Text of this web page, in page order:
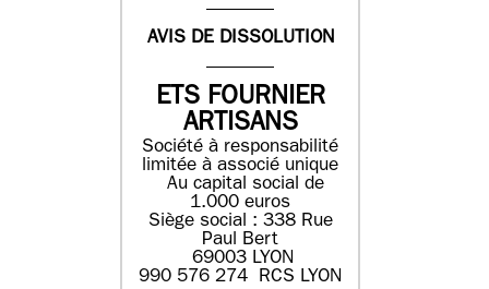
AVIS DE DISSOLUTION
ETS FOURNIER
ARTISANS
Société à responsabilité
limitée à associé unique
Au capital social de
1.000 euros
Siège social : 338 Rue
Paul Bert
69003 LYON
990 576 274 RCS LYON